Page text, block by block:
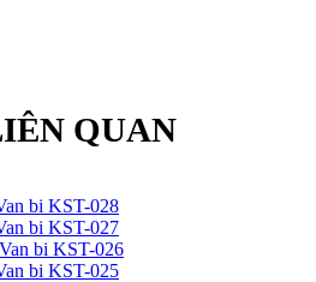
QUAN
bi KST-028
bi KST-027
Van bi KST-026
bi KST-025